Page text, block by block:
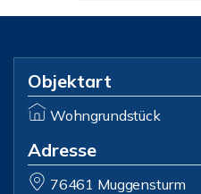
Objektart
Wohngrundstück
Adresse
76461 Muggensturm